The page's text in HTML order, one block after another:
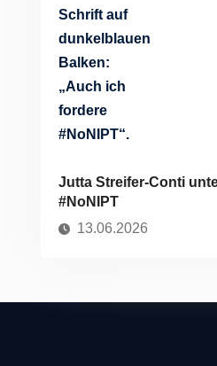
Jutta Streifer-Conti
#NoNIPT
13.06.2026